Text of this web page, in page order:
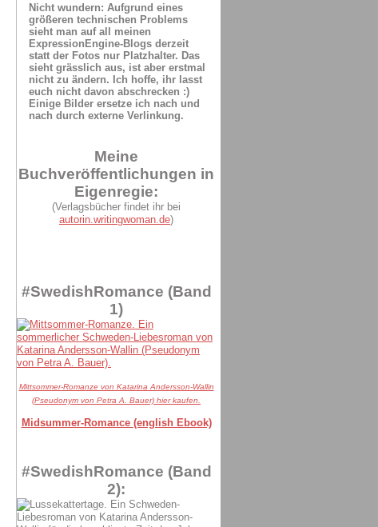
Nicht wundern: Aufgrund eines
größeren technischen Problems
sieht man auf all meinen
ExpressionEngine-Blogs derzeit
statt der Fotos nur Platzhalter. Das
sieht grässlich aus, ist aber erstmal
nicht zu ändern. Ich hoffe, ihr lasst
euch nicht davon abschrecken :)
Einige Bilder ersetze ich nach und
nach durch externe Verlinkung.
Meine
Buchveröffentlichungen in
Eigenregie:
(Verlagsbücher findet ihr bei
autorin.writingwoman.de)
#SwedishRomance (Band
1)
Mittsommer-Romanze von Katarina Andersson-Wallin
(Pseudonym von Petra A. Bauer) hier kaufen.
Midsummer-Romance (english Ebook)
#SwedishRomance (Band
2):